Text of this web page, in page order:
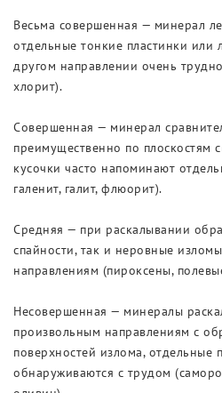
Весьма совершенная — минерал
отдельные тонкие пластинки или
другом направлении очень
хлорит).
Совершенная — минерал
преимущественно по плоскостям
кусочки часто напоминают
галенит, галит, флюорит).
Средняя — при раскалывании
спайности, так и неровные
направлениям (пироксены,
Несовершенная — минералы
произвольным направлениям с
поверхностей излома, отдельные
обнаруживаются с трудом